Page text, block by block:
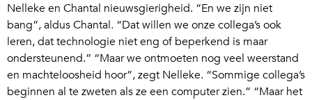
Nelleke en Chantal nieuwsgierigheid. “En we zijn niet
bang”, aldus Chantal. “Dat willen we onze collega’s ook
leren, dat technologie niet eng of beperkend is maar
ondersteunend.” “Maar we ontmoeten nog veel weerstand
en machteloosheid hoor”, zegt Nelleke. “Sommige collega’s
beginnen al te zweten als ze een computer zien.” “Maar het